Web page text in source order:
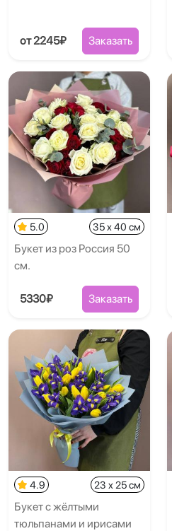
от 2245₽ Заказать
5.0 35 x 40 см
Букет из роз Россия 50
см.
5330₽ Заказать
4.9 23 x 25 см
Букет с жёлтыми
тюльпанами и ирисами